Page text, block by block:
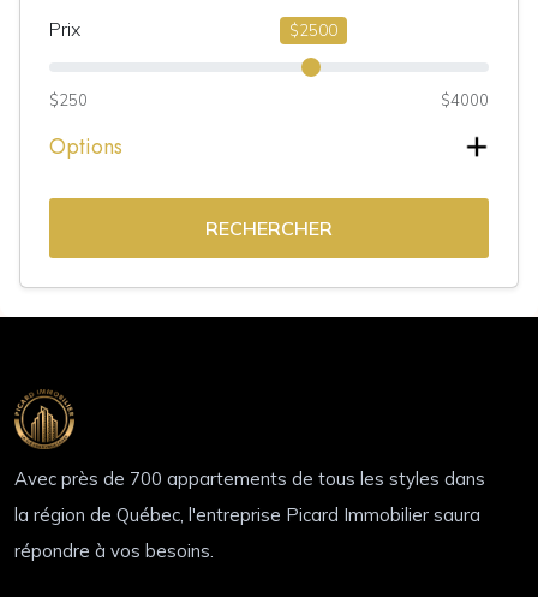
Prix $2500
$250 $4000
Options
RECHERCHER
Avec près de 700 appartements de tous les styles dans
la région de Québec, l'entreprise Picard Immobilier saura
répondre à vos besoins.